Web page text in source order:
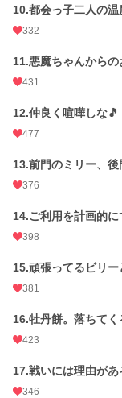
10.都会っ子二人の温
332
11.悪魔ちゃんからの
431
12.仲良く喧嘩しな🎵
477
13.前門のミリー、後
376
14.ご利用を計画的
398
15.頑張ってるビリ
381
16.牡丹餅。落ちて
423
17.戦いには理由があ
346